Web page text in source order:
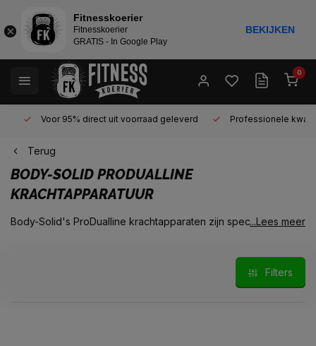
0
Voor 95% direct uit voorraad geleverd Professionele kwaliteit
Terug
BODY-SOLID PRODUALLINE
KRACHTAPPARATUUR
Body-Solid's ProDualline krachtapparaten zijn specifiek
fysiotherapiepraktijken. De krachtapparatuur uit de ProDualline
van Body-Solid leent zich perfect voor de kleinere ruimtes en
...Lees meer
Filters
Fitnesskoerier
Fitnesskoerier
GRATIS - In Google Play
BEKIJKEN